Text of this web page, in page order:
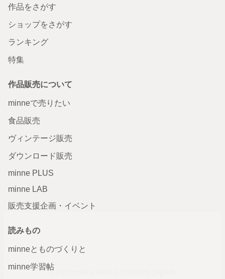
作品をさがす
ショップをさがす
ランキング
特集
作品販売について
minneで売りたい
食品販売
ヴィンテージ販売
ダウンロード販売
minne PLUS
minne LAB
販売支援企画・イベント
読みもの
minneとものづくりと
minne学習帖